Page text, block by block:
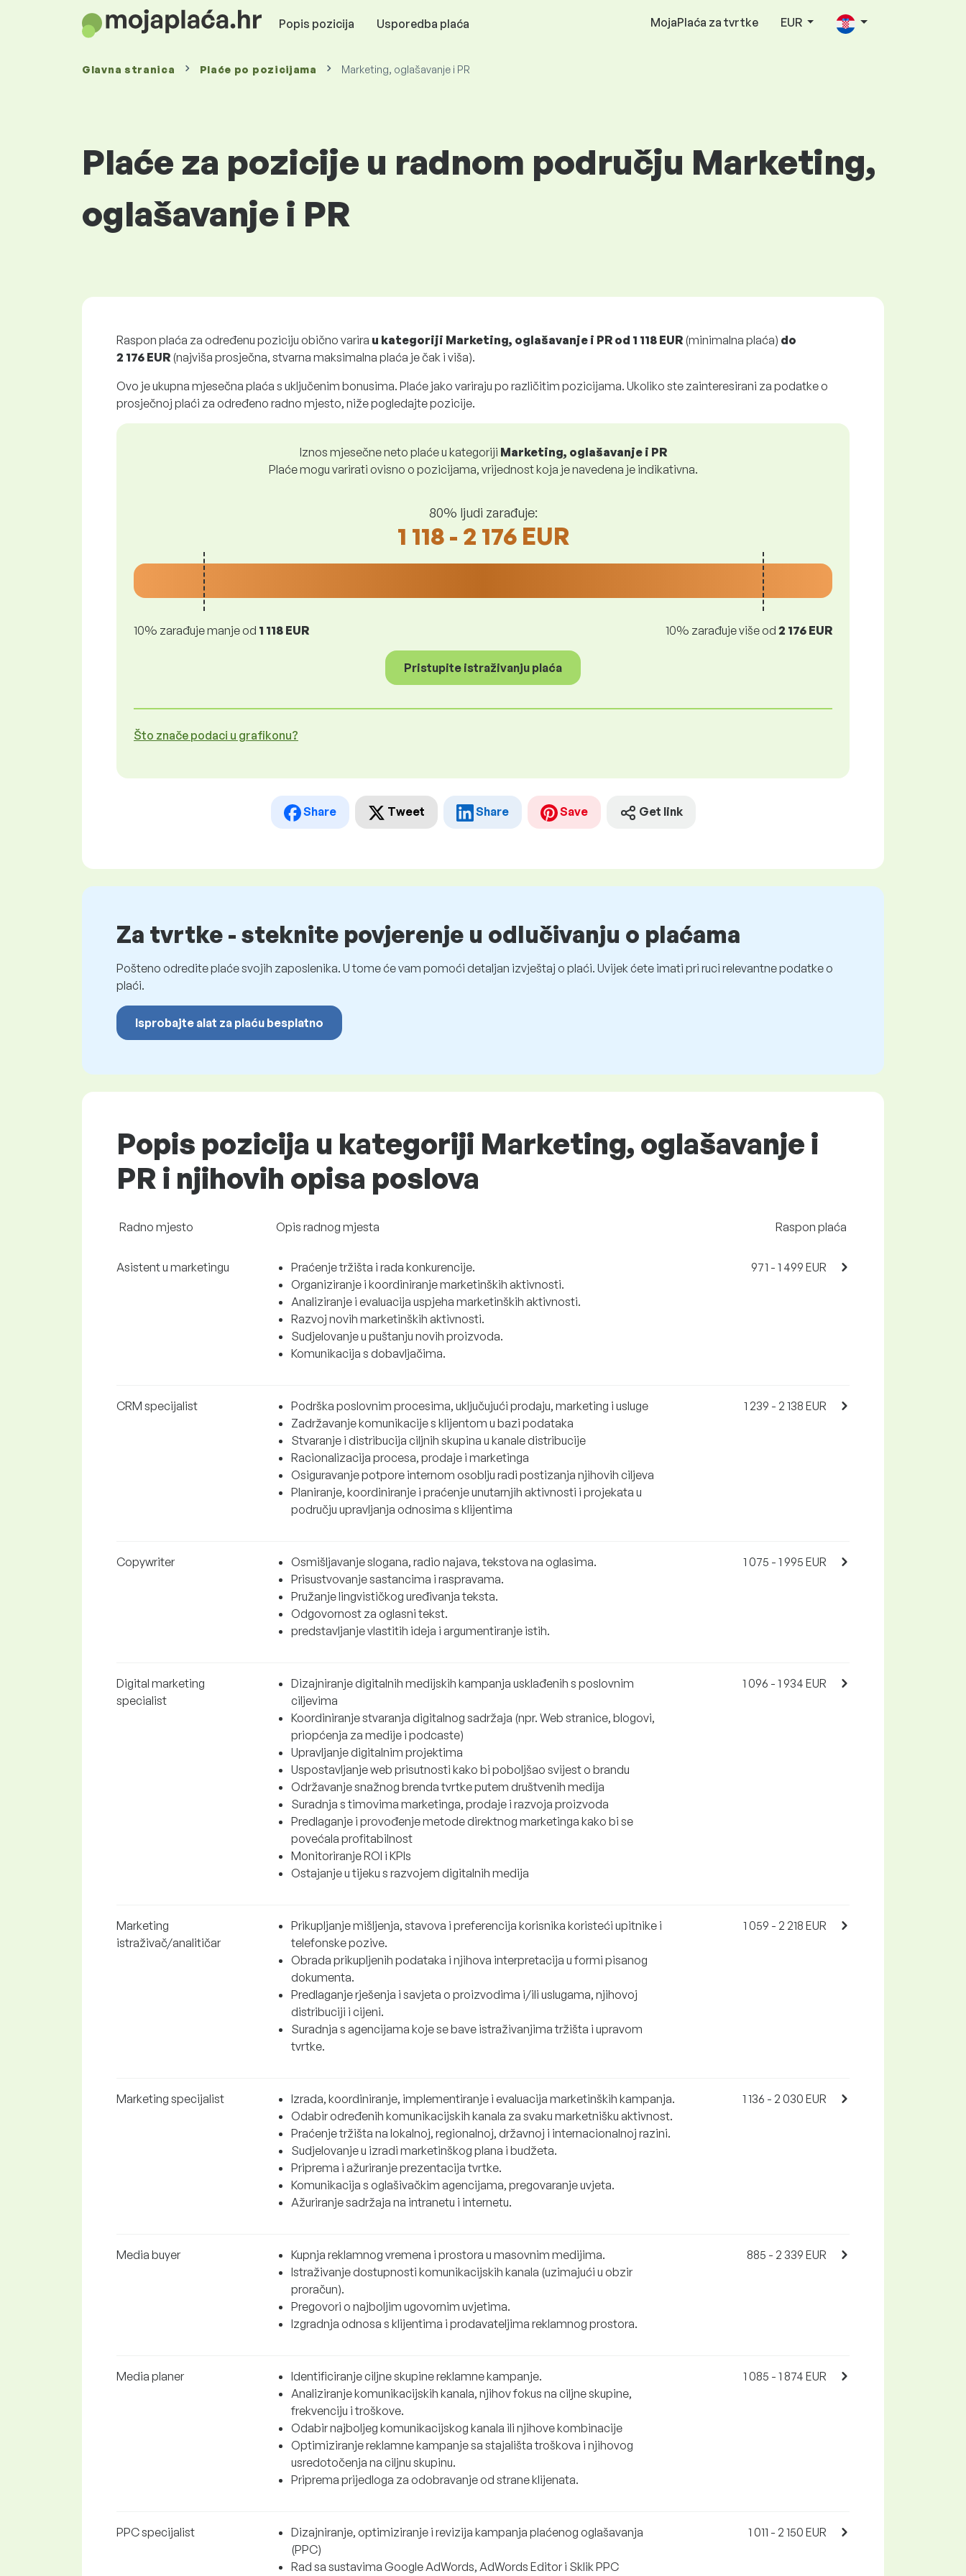
Popis pozicija Usporedba plaća MojaPlaća za tvrtke EUR
Glavna stranica Plaće po pozicijama Marketing, oglašavanje i PR
Plaće za pozicije u radnom području Marketing,
oglašavanje i PR
Raspon plaća za određenu poziciju obično varira u kategoriji Marketing, oglašavanje i PR od 1 118 EUR (minimalna plaća) do
2 176 EUR (najviša prosječna, stvarna maksimalna plaća je čak i viša).
Ovo je ukupna mjesečna plaća s uključenim bonusima. Plaće jako variraju po različitim pozicijama. Ukoliko ste zainteresirani za podatke o
prosječnoj plaći za određeno radno mjesto, niže pogledajte pozicije.
Iznos mjesečne neto plaće u kategoriji Marketing, oglašavanje i PR
Plaće mogu varirati ovisno o pozicijama, vrijednost koja je navedena je indikativna.
80% ljudi zarađuje:
1 118 - 2 176 EUR
10% zarađuje manje od 1 118 EUR 10% zarađuje više od 2 176 EUR
Pristupite istraživanju plaća
Što znače podaci u grafikonu?
Share Tweet Share Save Get link
Za tvrtke - steknite povjerenje u odlučivanju o plaćama
Pošteno odredite plaće svojih zaposlenika. U tome će vam pomoći detaljan izvještaj o plaći. Uvijek ćete imati pri ruci relevantne podatke o
plaći.
Isprobajte alat za plaću besplatno
Popis pozicija u kategoriji Marketing, oglašavanje i
PR i njihovih opisa poslova
Radno mjesto Opis radnog mjesta Raspon plaća
Asistent u marketingu
Praćenje tržišta i rada konkurencije.
Organiziranje i koordiniranje marketinških aktivnosti.
Analiziranje i evaluacija uspjeha marketinških aktivnosti.
Razvoj novih marketinških aktivnosti.
Sudjelovanje u puštanju novih proizvoda.
Komunikacija s dobavljačima.
971 - 1 499 EUR
CRM specijalist
Podrška poslovnim procesima, uključujući prodaju, marketing i usluge
Zadržavanje komunikacije s klijentom u bazi podataka
Stvaranje i distribucija ciljnih skupina u kanale distribucije
Racionalizacija procesa, prodaje i marketinga
Osiguravanje potpore internom osoblju radi postizanja njihovih ciljeva
Planiranje, koordiniranje i praćenje unutarnjih aktivnosti i projekata u
području upravljanja odnosima s klijentima
1 239 - 2 138 EUR
Copywriter
Osmišljavanje slogana, radio najava, tekstova na oglasima.
Prisustvovanje sastancima i raspravama.
Pružanje lingvističkog uređivanja teksta.
Odgovornost za oglasni tekst.
predstavljanje vlastitih ideja i argumentiranje istih.
1 075 - 1 995 EUR
Digital marketing
specialist
Dizajniranje digitalnih medijskih kampanja usklađenih s poslovnim
ciljevima
Koordiniranje stvaranja digitalnog sadržaja (npr. Web stranice, blogovi,
priopćenja za medije i podcaste)
Upravljanje digitalnim projektima
Uspostavljanje web prisutnosti kako bi poboljšao svijest o brandu
Održavanje snažnog brenda tvrtke putem društvenih medija
Suradnja s timovima marketinga, prodaje i razvoja proizvoda
Predlaganje i provođenje metode direktnog marketinga kako bi se
povećala profitabilnost
Monitoriranje ROI i KPIs
Ostajanje u tijeku s razvojem digitalnih medija
1 096 - 1 934 EUR
Marketing
istraživač/analitičar
Prikupljanje mišljenja, stavova i preferencija korisnika koristeći upitnike i
telefonske pozive.
Obrada prikupljenih podataka i njihova interpretacija u formi pisanog
dokumenta.
Predlaganje rješenja i savjeta o proizvodima i/ili uslugama, njihovoj
distribuciji i cijeni.
Suradnja s agencijama koje se bave istraživanjima tržišta i upravom
tvrtke.
1 059 - 2 218 EUR
Marketing specijalist
Izrada, koordiniranje, implementiranje i evaluacija marketinških kampanja.
Odabir određenih komunikacijskih kanala za svaku marketnišku aktivnost.
Praćenje tržišta na lokalnoj, regionalnoj, državnoj i internacionalnoj razini.
Sudjelovanje u izradi marketinškog plana i budžeta.
Priprema i ažuriranje prezentacija tvrtke.
Komunikacija s oglašivačkim agencijama, pregovaranje uvjeta.
Ažuriranje sadržaja na intranetu i internetu.
1 136 - 2 030 EUR
Media buyer
Kupnja reklamnog vremena i prostora u masovnim medijima.
Istraživanje dostupnosti komunikacijskih kanala (uzimajući u obzir
proračun).
Pregovori o najboljim ugovornim uvjetima.
Izgradnja odnosa s klijentima i prodavateljima reklamnog prostora.
885 - 2 339 EUR
Media planer
Identificiranje ciljne skupine reklamne kampanje.
Analiziranje komunikacijskih kanala, njihov fokus na ciljne skupine,
frekvenciju i troškove.
Odabir najboljeg komunikacijskog kanala ili njihove kombinacije
Optimiziranje reklamne kampanje sa stajališta troškova i njihovog
usredotočenja na ciljnu skupinu.
Priprema prijedloga za odobravanje od strane klijenata.
1 085 - 1 874 EUR
PPC specijalist
Dizajniranje, optimiziranje i revizija kampanja plaćenog oglašavanja
(PPC)
Rad sa sustavima Google AdWords, AdWords Editor i Sklik PPC
1 011 - 2 150 EUR